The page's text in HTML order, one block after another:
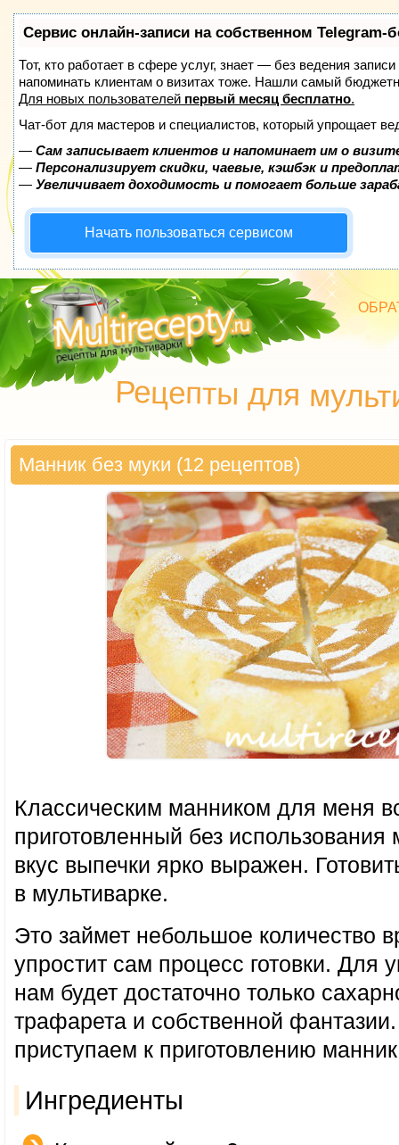
Сервис онлайн-записи на собственном Telegram-
Тот, кто работает в сфере услуг, знает — без ведения
напоминать клиентам о визитах тоже. Нашли самый
Для новых пользователей первый месяц бесплатно.
Чат-бот для мастеров и специалистов, который упрощает
— Сам записывает клиентов и напоминает им о
— Персонализирует скидки, чаевые, кэшбэк и
— Увеличивает доходимость и помогает больше
Начать пользоваться сервисом
Рецепты для
Манник без муки (12 рецептов)
Классическим манником для меня
приготовленный без использования
вкус выпечки ярко выражен.
в мультиварке.
Это займет небольшое количество
упростит сам процесс готовки. Для
нам будет достаточно только
трафарета и собственной
приступаем к приготовлению
Ингредиенты